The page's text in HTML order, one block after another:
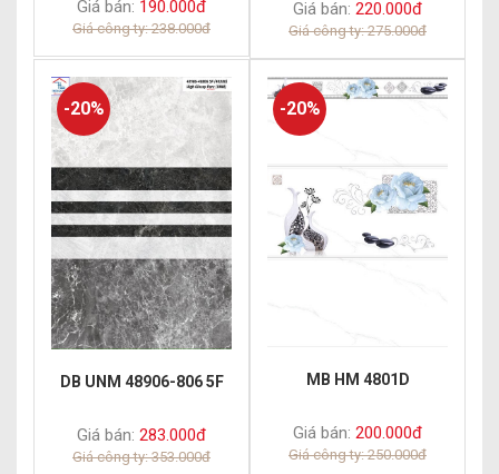
Giá bán: 190.000đ
Giá công ty: 238.000đ
Giá bán: 220.000đ
Giá công ty: 275.000đ
-20%
DB UNM 48906-806 5F
Giá bán: 283.000đ
Giá công ty: 353.000đ
-20%
MB HM 4801D
Giá bán: 200.000đ
Giá công ty: 250.000đ